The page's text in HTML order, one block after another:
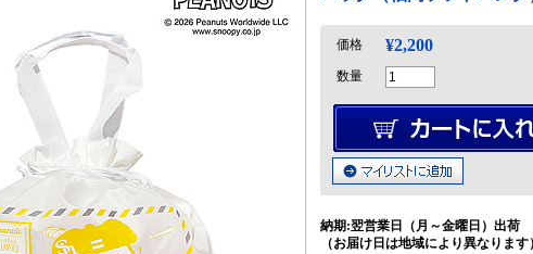
価格 ¥2,200
数量
納期:翌営業日（月～金曜日）出荷
（お届け日は地域により異なります）